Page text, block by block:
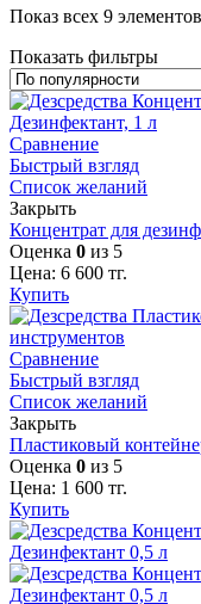
Показ всех 9 элементов
Показать фильтры
Сравнение
Быстрый взгляд
Список желаний
Закрыть
Концентрат для
Оценка 0 из 5
Цена: 6 600 тг.
Купить
Сравнение
Быстрый взгляд
Список желаний
Закрыть
Пластиковый
Оценка 0 из 5
Цена: 1 600 тг.
Купить